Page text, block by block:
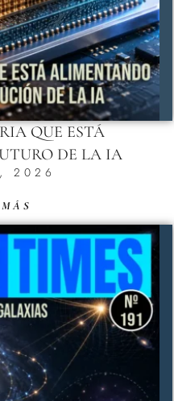
QUE ESTÁ
DE LA IA
2026